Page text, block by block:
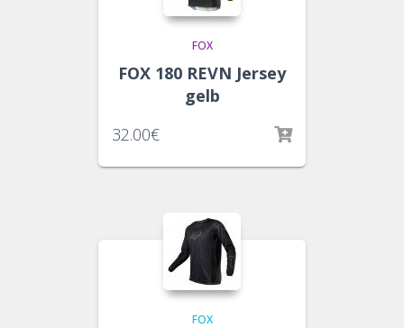
FOX
FOX 180 REVN Jersey
gelb
32.00€
FOX